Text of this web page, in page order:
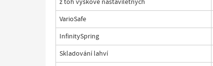
z toh výškově nastaviletných
VarioSafe
InfinitySpring
Skladování lahví